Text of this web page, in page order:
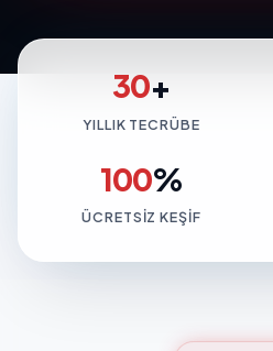
30+
YILLIK TECRÜBE
100%
ÜCRETSIZ KEŞIF